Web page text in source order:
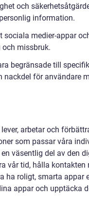
och
information.
sociala medier-appar
och missbruk.
begränsade till
nackdel för användare
arbetar och
som passar våra
väsentlig del av den
vår tid, hålla kontakten
ha roligt, smarta appar
appar och upptäcka